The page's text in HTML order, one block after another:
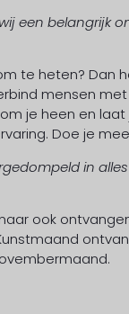
een belangrijk
te heten? Dan
mensen
je heen en
Doe je
in alles
ook